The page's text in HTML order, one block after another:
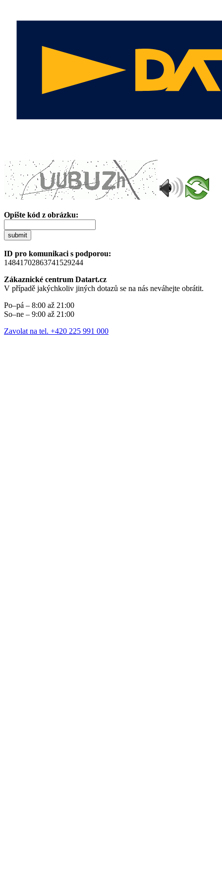
Opište kód z obrázku:
submit
ID pro komunikaci s podporou:
14841702863741529244
Zákaznické centrum Datart.cz
V případě jakýchkoliv jiných dotazů se na nás neváhejte obrátit.
Po–pá – 8:00 až 21:00
So–ne – 9:00 až 21:00
Zavolat na tel. +420 225 991 000